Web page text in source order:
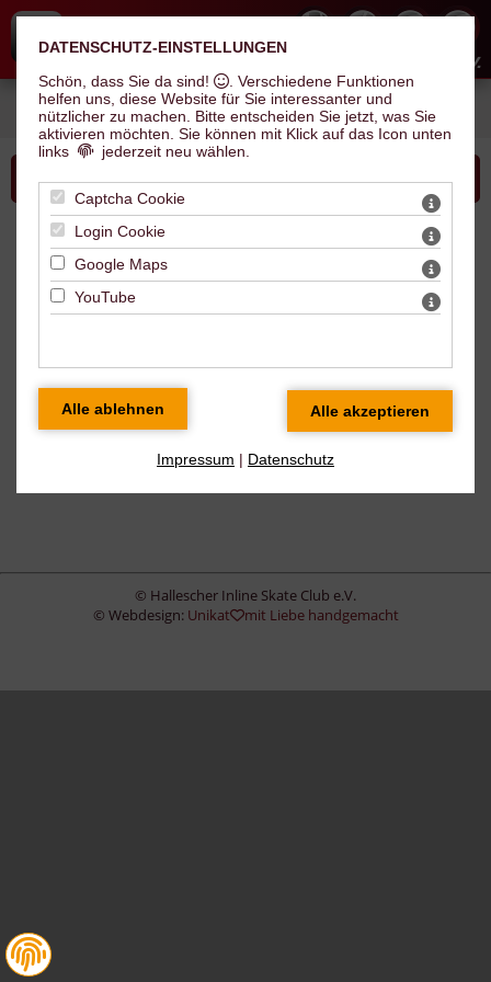
Hallescher Inline Skate Club e.V.
Sie sind hier:Verein>News> Family on Skates - neue Trainingsgruppe im
#teamhisc
Bitte wählen Sie...
News
Family on Skates - neue
07.11.2021
« zur Übersicht "News"
© Hallescher Inline Skate Club e.V.
© Webdesign: Unikat mit Liebe handgemacht
DATENSCHUTZ-EINSTELLUNGEN
Schön, dass Sie da sind!
. Verschiedene Funktionen
helfen uns, diese Website für Sie interessanter und
nützlicher zu machen.
Bitte entscheiden Sie jetzt, was Sie
aktivieren möchten. Sie können mit Klick auf das Icon unten
links
jederzeit neu wählen.
Captcha Cookie
Login Cookie
Google Maps
YouTube
Impressum | Datenschutz